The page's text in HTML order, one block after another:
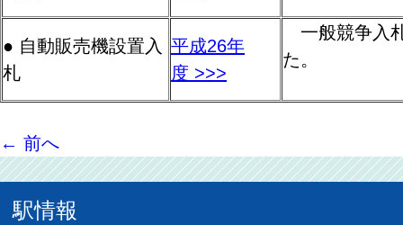
● 自動販売機設置入
札
平成26年
度 >>>
一般競争入
た。
← 前へ
駅情報